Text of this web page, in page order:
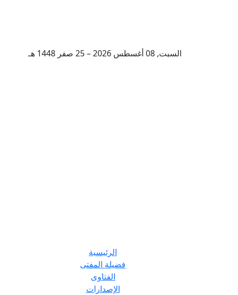
السبت, 08 أغسطس 2026 – 25 صفر 1448 هـ
الرئيسية
فضيلة المفتى
الفتاوى
الإصدارات